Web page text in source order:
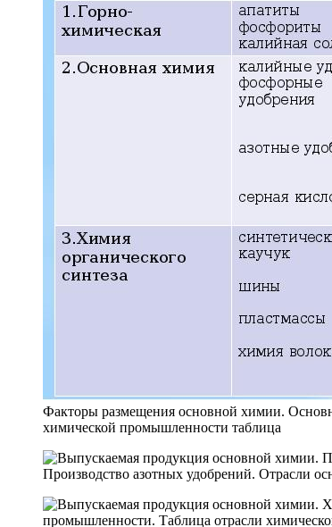
Факторы размещения основной химии.
химической промышленности таблица
Производство азотных удобрений. Отрасли